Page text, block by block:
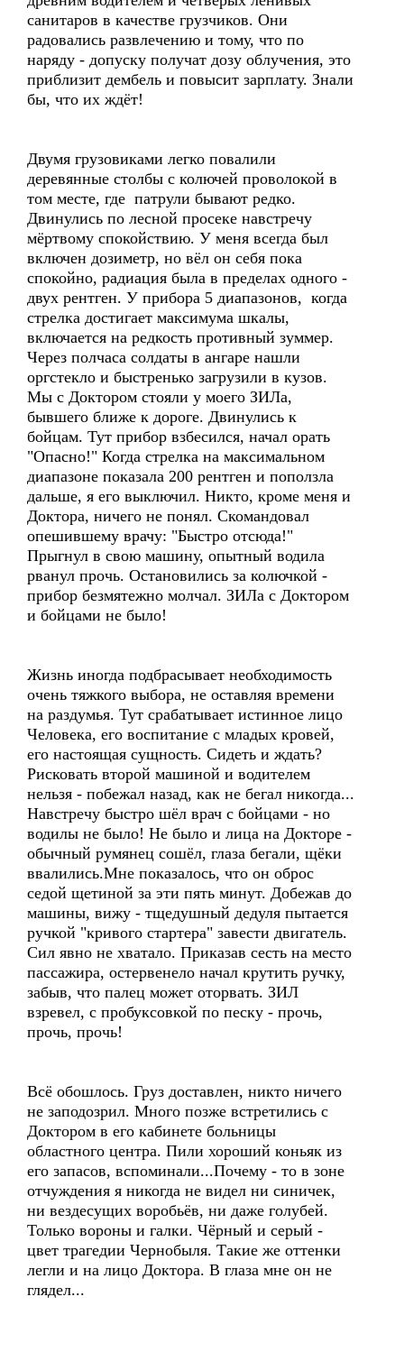
санитаров в качестве грузчиков. Они
радовались развлечению и тому, что по
наряду - допуску получат дозу облучения, это
приблизит дембель и повысит зарплату. Знали
бы, что их ждёт!
Двумя грузовиками легко повалили
деревянные столбы с колючей проволокой в
том месте, где патрули бывают редко.
Двинулись по лесной просеке навстречу
мёртвому спокойствию. У меня всегда был
включен дозиметр, но вёл он себя пока
спокойно, радиация была в пределах одного -
двух рентген. У прибора 5 диапазонов, когда
стрелка достигает максимума шкалы,
включается на редкость противный зуммер.
Через полчаса солдаты в ангаре нашли
оргстекло и быстренько загрузили в кузов.
Мы с Доктором стояли у моего ЗИЛа,
бывшего ближе к дороге. Двинулись к
бойцам. Тут прибор взбесился, начал орать
"Опасно!" Когда стрелка на максимальном
диапазоне показала 200 рентген и поползла
дальше, я его выключил. Никто, кроме меня и
Доктора, ничего не понял. Скомандовал
опешившему врачу: "Быстро отсюда!"
Прыгнул в свою машину, опытный водила
рванул прочь. Остановились за колючкой -
прибор безмятежно молчал. ЗИЛа с Доктором
и бойцами не было!
Жизнь иногда подбрасывает необходимость
очень тяжкого выбора, не оставляя времени
на раздумья. Тут срабатывает истинное лицо
Человека, его воспитание с младых кровей,
его настоящая сущность. Сидеть и ждать?
Рисковать второй машиной и водителем
нельзя - побежал назад, как не бегал никогда...
Навстречу быстро шёл врач с бойцами - но
водилы не было! Не было и лица на Докторе -
обычный румянец сошёл, глаза бегали, щёки
ввалились.Мне показалось, что он оброс
седой щетиной за эти пять минут. Добежав до
машины, вижу - тщедушный дедуля пытается
ручкой "кривого стартера" завести двигатель.
Сил явно не хватало. Приказав сесть на место
пассажира, остервенело начал крутить ручку,
забыв, что палец может оторвать. ЗИЛ
взревел, с пробуксовкой по песку - прочь,
прочь, прочь!
Всё обошлось. Груз доставлен, никто ничего
не заподозрил. Много позже встретились с
Доктором в его кабинете больницы
областного центра. Пили хороший коньяк из
его запасов, вспоминали...Почему - то в зоне
отчуждения я никогда не видел ни синичек,
ни вездесущих воробьёв, ни даже голубей.
Только вороны и галки. Чёрный и серый -
цвет трагедии Чернобыля. Такие же оттенки
легли и на лицо Доктора. В глаза мне он не
глядел...